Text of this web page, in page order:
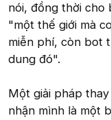
nói, đồng thời cho
"một thế giới mà
miễn phí, còn bot
dung đó".
Một giải pháp
nhận mình là một